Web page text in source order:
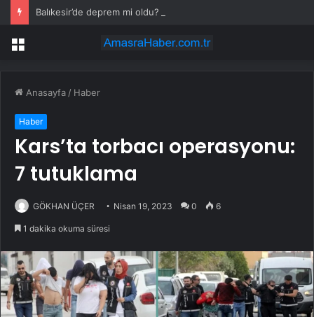
Menü
Anasayfa / Haber
Haber
Kars’ta torbacı operasyonu:
7 tutuklama
GÖKHAN ÜÇER Nisan 19, 2023 0 6
1 dakika okuma süresi